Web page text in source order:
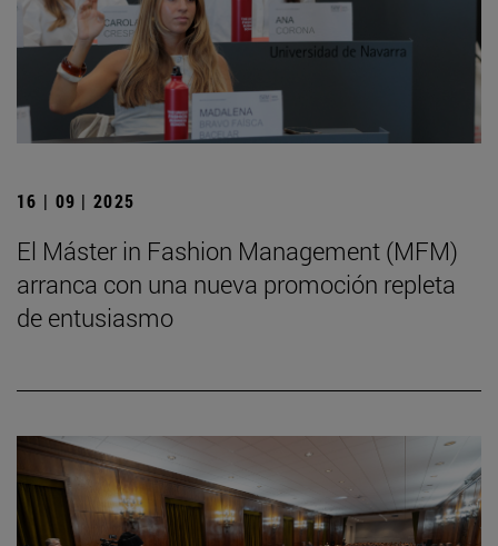
16 | 09 | 2025
El Máster in Fashion Management (MFM)
arranca con una nueva promoción repleta
de entusiasmo